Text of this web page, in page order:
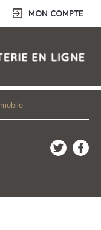
MON COMPTE
mobile